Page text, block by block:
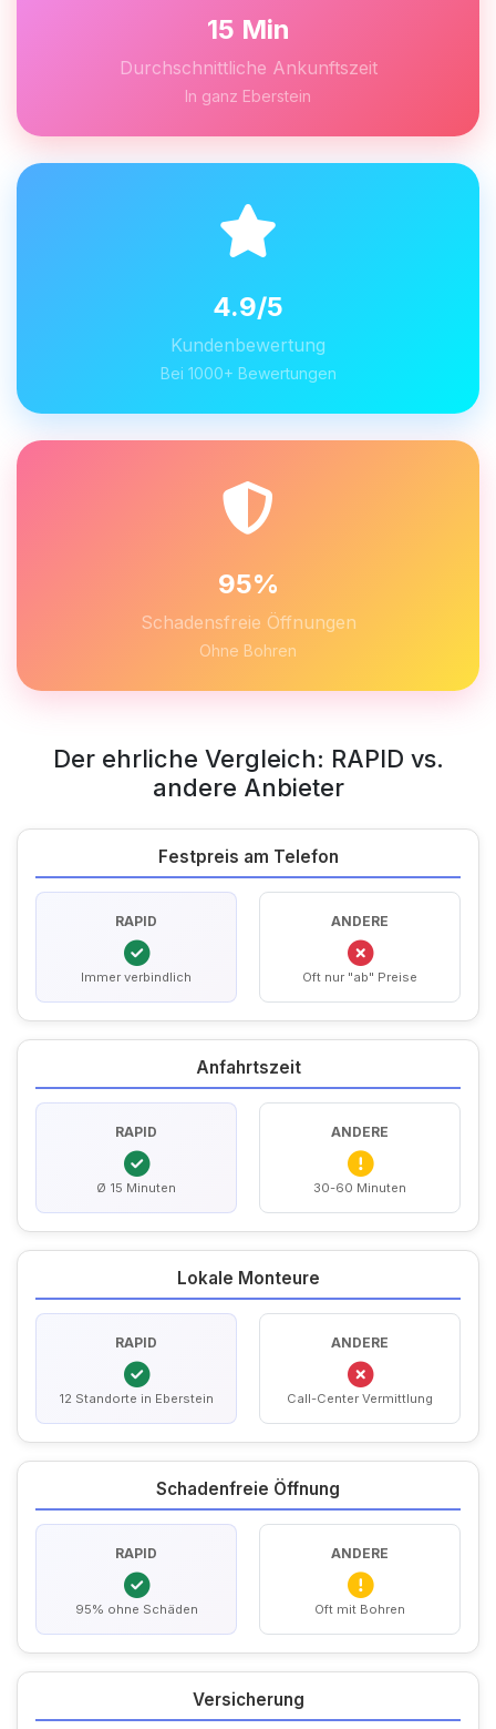
15 Min
Durchschnittliche Ankunftszeit
In ganz Eberstein
4.9/5
Kundenbewertung
Bei 1000+ Bewertungen
95%
Schadensfreie Öffnungen
Ohne Bohren
Der ehrliche Vergleich: RAPID vs.
andere Anbieter
Festpreis am Telefon
RAPID
Immer verbindlich
ANDERE
Oft nur "ab" Preise
Anfahrtszeit
RAPID
Ø 15 Minuten
ANDERE
30-60 Minuten
Lokale Monteure
RAPID
12 Standorte in Eberstein
ANDERE
Call-Center Vermittlung
Schadenfreie Öffnung
RAPID
95% ohne Schäden
ANDERE
Oft mit Bohren
Versicherung